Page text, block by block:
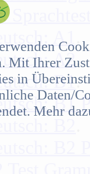
Sprachtests
A1
A2.
B1.
B1
Mit Ihrer
in
Daten/
Mehr